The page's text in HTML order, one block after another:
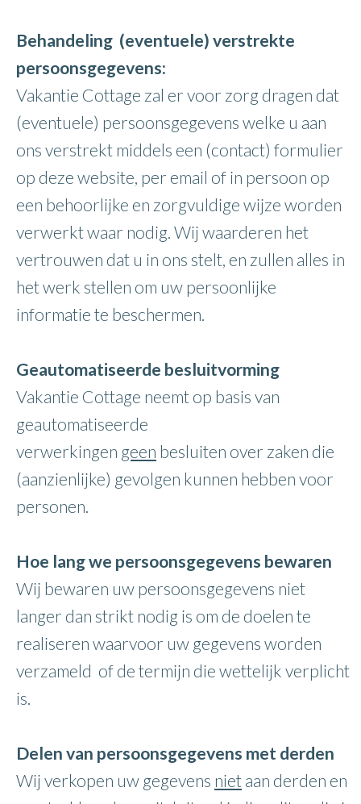
Behandeling (eventuele) verstrekte
persoonsgegevens:
Vakantie Cottage zal er voor zorg dragen dat
(eventuele) persoonsgegevens welke u aan
ons verstrekt middels een (contact) formulier
op deze website, per email of in persoon op
een behoorlijke en zorgvuldige wijze worden
verwerkt waar nodig. Wij waarderen het
vertrouwen dat u in ons stelt, en zullen alles in
het werk stellen om uw persoonlijke
informatie te beschermen.
Geautomatiseerde besluitvorming
Vakantie Cottage neemt op basis van
geautomatiseerde
verwerkingen geen besluiten over zaken die
(aanzienlijke) gevolgen kunnen hebben voor
personen.
Hoe lang we persoonsgegevens bewaren
Wij bewaren uw persoonsgegevens niet
langer dan strikt nodig is om de doelen te
realiseren waarvoor uw gegevens worden
verzameld of de termijn die wettelijk verplicht
is.
Delen van persoonsgegevens met derden
Wij verkopen uw gegevens nietaan derden en